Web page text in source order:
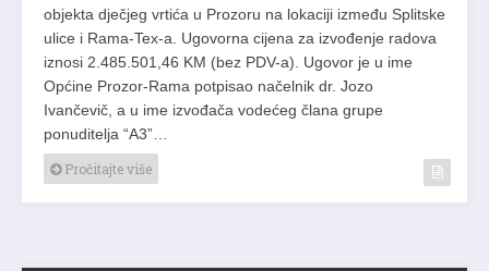
objekta dječjeg vrtića u Prozoru na lokaciji između Splitske
ulice i Rama-Tex-a. Ugovorna cijena za izvođenje radova
iznosi 2.485.501,46 KM (bez PDV-a). Ugovor je u ime
Općine Prozor-Rama potpisao načelnik dr. Jozo
Ivančevič, a u ime izvođača vodećeg člana grupe
ponuditelja “A3”…
Pročitajte više